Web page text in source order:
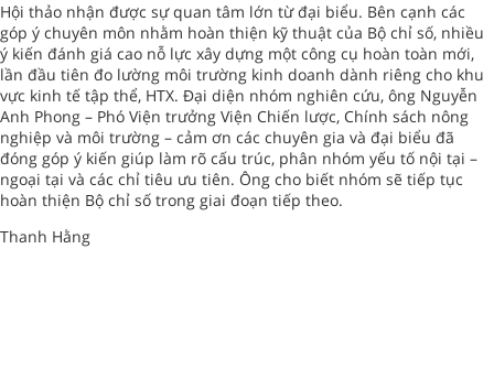
Hội thảo nhận được sự quan tâm lớn từ đại biểu. Bên cạnh các
góp ý chuyên môn nhằm hoàn thiện kỹ thuật của Bộ chỉ số, nhiều
ý kiến đánh giá cao nỗ lực xây dựng một công cụ hoàn toàn mới,
lần đầu tiên đo lường môi trường kinh doanh dành riêng cho khu
vực kinh tế tập thể, HTX. Đại diện nhóm nghiên cứu, ông Nguyễn
Anh Phong – Phó Viện trưởng Viện Chiến lược, Chính sách nông
nghiệp và môi trường – cảm ơn các chuyên gia và đại biểu đã
đóng góp ý kiến giúp làm rõ cấu trúc, phân nhóm yếu tố nội tại –
ngoại tại và các chỉ tiêu ưu tiên. Ông cho biết nhóm sẽ tiếp tục
hoàn thiện Bộ chỉ số trong giai đoạn tiếp theo.
Thanh Hằng